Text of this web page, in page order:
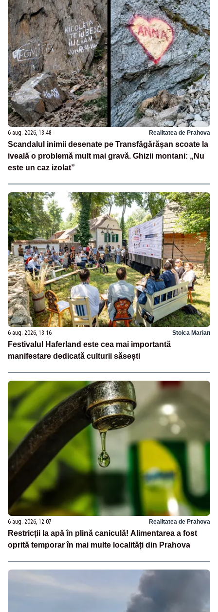
6 aug. 2026, 13:48 Realitatea de Prahova
Scandalul inimii desenate pe Transfăgărășan scoate la
iveală o problemă mult mai gravă. Ghizii montani: „Nu
este un caz izolat”
6 aug. 2026, 13:16 Stoica Marian
Festivalul Haferland este cea mai importantă
manifestare dedicată culturii săsești
6 aug. 2026, 12:07 Realitatea de Prahova
Restricții la apă în plină caniculă! Alimentarea a fost
oprită temporar în mai multe localități din Prahova